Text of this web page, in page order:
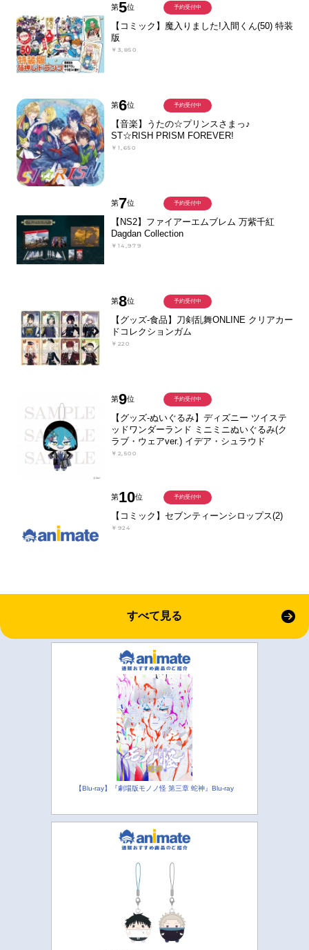
第5位
【コミック】魔入りました!入間くん(50) 特装
版
￥3,850
予約受付中
第6位
【音楽】うたの☆プリンスさまっ♪
ST☆RISH PRISM FOREVER!
￥1,650
予約受付中
第7位
【NS2】ファイアーエムブレム 万紫千紅
Dagdan Collection
￥14,979
予約受付中
第8位
【グッズ-食品】刀剣乱舞ONLINE クリアカー
ドコレクションガム
￥220
予約受付中
第9位
【グッズ-ぬいぐるみ】ディズニー ツイステ
ッドワンダーランド ミニミニぬいぐるみ(ク
ラブ・ウェアver.) イデア・シュラウド
￥2,500
予約受付中
第10位
【コミック】セブンティーンシロップス(2)
￥924
予約受付中
すべて見る
【Blu-ray】『劇場版モノノ怪 第三章 蛇神』Blu-ray